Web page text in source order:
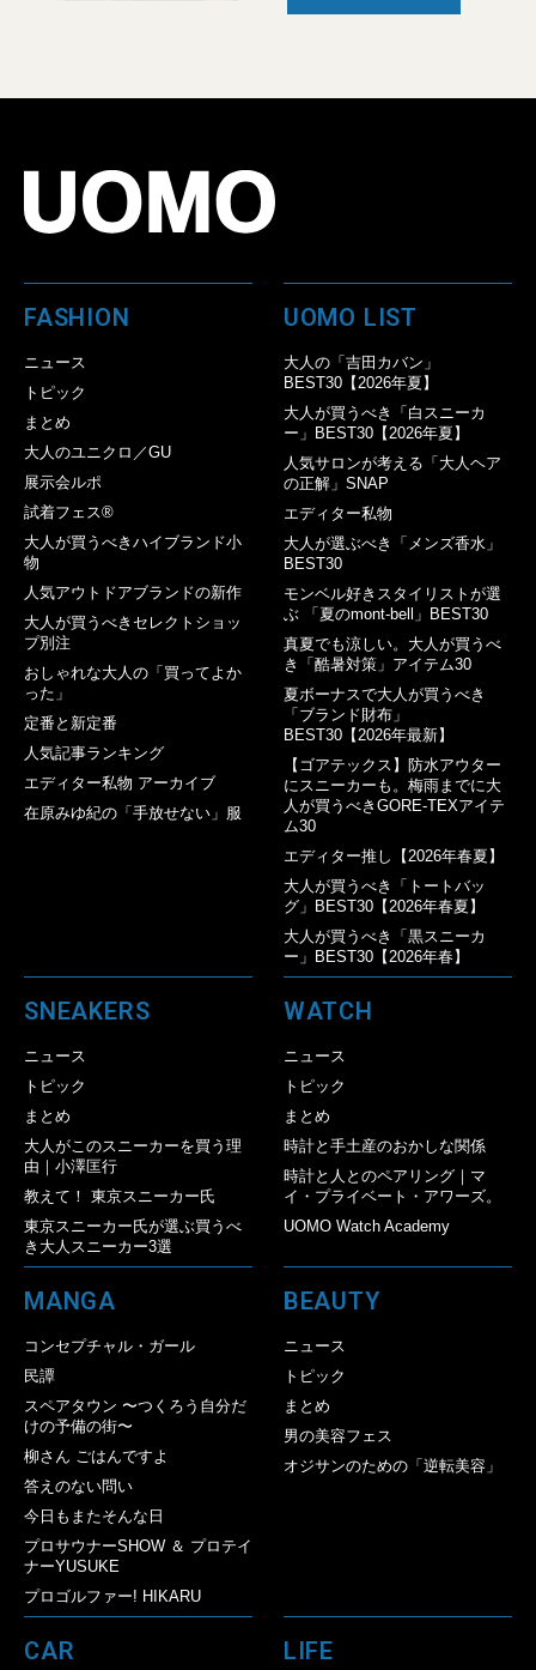
FASHION
ニュース
トピック
まとめ
大人のユニクロ／GU
展示会ルポ
試着フェス®︎
大人が買うべきハイブランド小
物
人気アウトドアブランドの新作
大人が買うべきセレクトショッ
プ別注
おしゃれな大人の「買ってよか
った」
定番と新定番
人気記事ランキング
エディター私物 アーカイブ
在原みゆ紀の「手放せない」服
UOMO LIST
大人の「吉田カバン」
BEST30【2026年夏】
大人が買うべき「白スニーカ
ー」BEST30【2026年夏】
人気サロンが考える「大人ヘア
の正解」SNAP
エディター私物
大人が選ぶべき「メンズ香水」
BEST30
モンベル好きスタイリストが選
ぶ 「夏のmont-bell」BEST30
真夏でも涼しい。大人が買うべ
き「酷暑対策」アイテム30
夏ボーナスで大人が買うべき
「ブランド財布」
BEST30【2026年最新】
【ゴアテックス】防水アウター
にスニーカーも。梅雨までに大
人が買うべきGORE-TEXアイテ
ム30
エディター推し【2026年春夏】
大人が買うべき「トートバッ
グ」BEST30【2026年春夏】
大人が買うべき「黒スニーカ
ー」BEST30【2026年春】
SNEAKERS
ニュース
トピック
まとめ
大人がこのスニーカーを買う理
由｜小澤匡行
教えて！ 東京スニーカー氏
東京スニーカー氏が選ぶ買うべ
き大人スニーカー3選
WATCH
ニュース
トピック
まとめ
時計と手土産のおかしな関係
時計と人とのペアリング｜マ
イ・プライベート・アワーズ。
UOMO Watch Academy
MANGA
コンセプチャル・ガール
民譚
スペアタウン 〜つくろう自分だ
けの予備の街〜
柳さん ごはんですよ
答えのない問い
今日もまたそんな日
プロサウナーSHOW ＆ プロテイ
ナーYUSUKE
プロゴルファー! HIKARU
BEAUTY
ニュース
トピック
まとめ
男の美容フェス
オジサンのための「逆転美容」
CAR LIFE